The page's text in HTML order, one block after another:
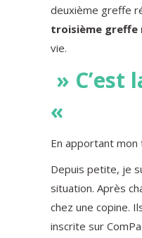
deuxième greffe
troisième greffe
vie.
» C’est
«
En apportant
Depuis petite, je
situation. Après
chez une copine.
inscrite sur